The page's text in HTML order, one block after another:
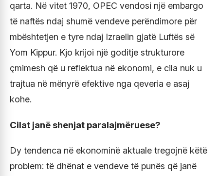
qarta. Në vitet 1970, OPEC vendosi një embargo
të naftës ndaj shumë vendeve perëndimore për
mbështetjen e tyre ndaj Izraelin gjatë Luftës së
Yom Kippur. Kjo krijoi një goditje strukturore
çmimesh që u reflektua në ekonomi, e cila nuk u
trajtua në mënyrë efektive nga qeveria e asaj
kohe.
Cilat janë shenjat paralajmëruese?
Dy tendenca në ekonominë aktuale tregojnë këtë
problem: të dhënat e vendeve të punës që janë